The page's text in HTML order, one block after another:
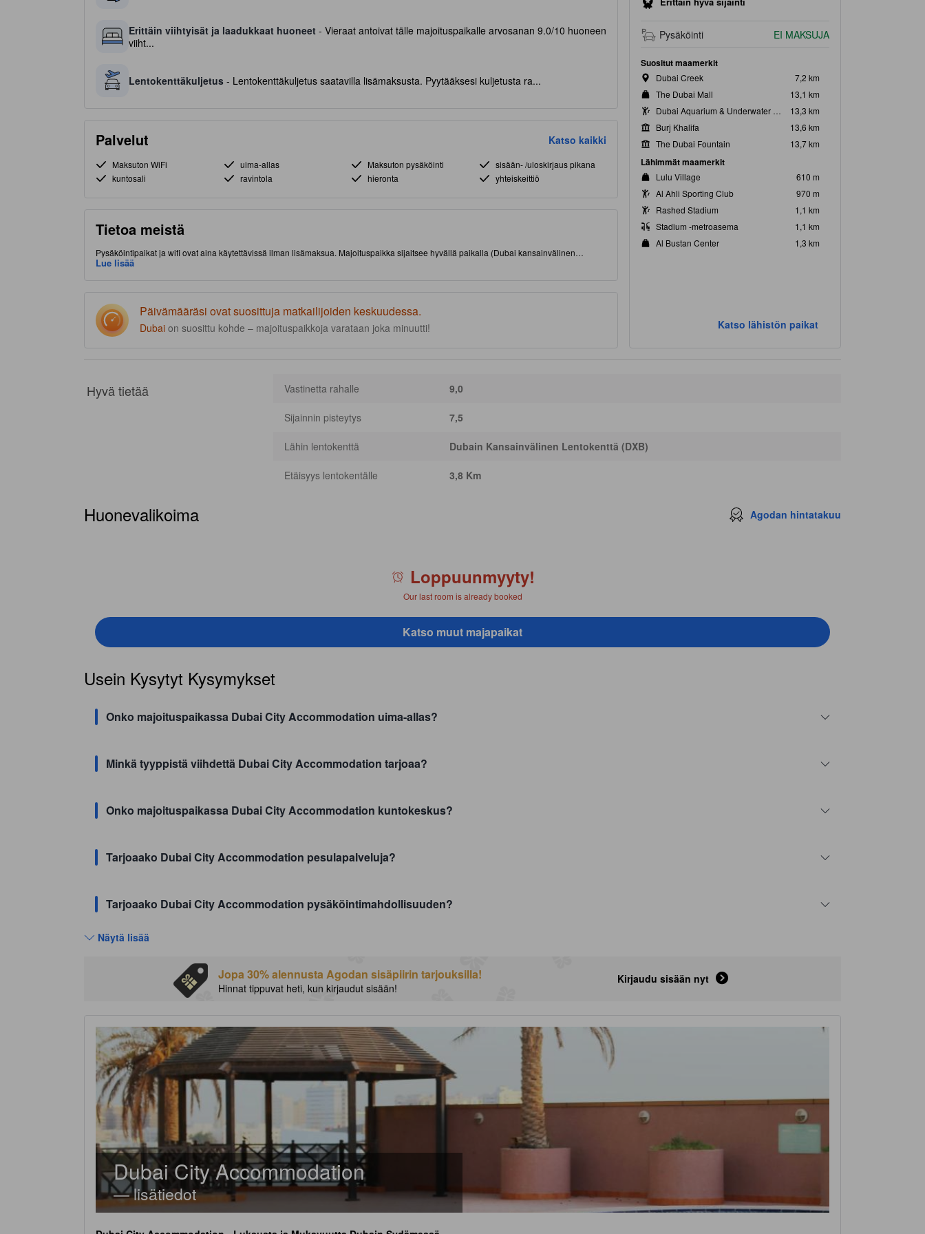
Erittäin viihtyisät ja laadukkaat huoneet - Vieraat antoivat tälle majoituspaikalle arvosanan 9.0/10 huoneen
viiht...
Lentokenttäkuljetus - Lentokenttäkuljetus saatavilla lisämaksusta. Pyytääksesi kuljetusta ra...
Palvelut Katso kaikki
Maksuton WiFi uima-allas Maksuton pysäköinti
sisään- /uloskirjaus pikana
kuntosali
ravintola hieronta yhteiskeittiö
Tietoa meistä
Pysäköintipaikat ja wifi ovat aina käytettävissä ilman lisämaksua. Majoituspaikka sijaitsee hyvällä paikalla (Dubai kansainvälinen
lentokenttä, Dubai) lyhyen matkan päässä nähtävyyksistä ja kiinnostavista ruokapaikoista. Paikan päällä on ravintola, hierontapalvelu ja
Lue lisää
Päivämääräsi ovat suosittuja matkailijoiden keskuudessa.
Dubai on suosittu kohde – majoituspaikkoja varataan joka minuutti!
Pysäköinti EI MAKSUJA
Suositut maamerkit
Dubai Creek
7,2 km
The Dubai Mall
13,1 km
Dubai Aquarium & Underwater Zoo
13,3 km
Burj Khalifa
13,6 km
The Dubai Fountain
13,7 km
Lähimmät maamerkit
Lulu Village
610 m
Al Ahli Sporting Club
970 m
Rashed Stadium
1,1 km
Stadium -metroasema
1,1 km
Al Bustan Center
1,3 km
Katso lähistön paikat
Hyvä tietää Vastinetta rahalle 9,0
Sijainnin pisteytys 7,5
Lähin lentokenttä Dubain Kansainvälinen Lentokenttä (DXB)
Etäisyys lentokentälle 3,8 Km
Huonevalikoima Agodan hintatakuu
Loppuunmyyty!
Our last room is already booked
Katso muut majapaikat
Usein Kysytyt Kysymykset
Onko majoituspaikassa Dubai City Accommodation uima-allas?
Minkä tyyppistä viihdettä Dubai City Accommodation tarjoaa?
Onko majoituspaikassa Dubai City Accommodation kuntokeskus?
Tarjoaako Dubai City Accommodation pesulapalveluja?
Tarjoaako Dubai City Accommodation pysäköintimahdollisuuden?
Näytä lisää
Jopa 30% alennusta Agodan sisäpiirin tarjouksilla!
Hinnat tippuvat heti, kun kirjaudut sisään!
Kirjaudu sisään nyt
Dubai City Accommodation
— lisätiedot